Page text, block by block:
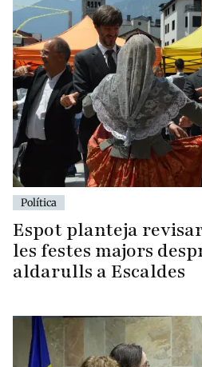
Política
Espot planteja
les festes majors
aldarulls a Escaldes